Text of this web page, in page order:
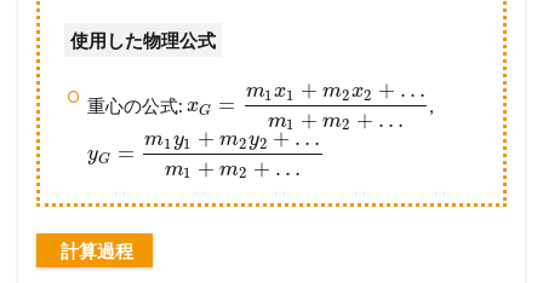
使用した物理公式
重心の公式: xG =
m1 x1 + m2x2 + …
m1 + m2 + …
yG =
m1 y1 + m2y2 + …
m1 + m2 + …
計算過程